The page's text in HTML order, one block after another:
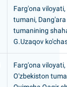
Farg'ona
tumani, Dang'ara
tumanining
G.Uzaqov
Farg'ona viloyati,
O'zbekiston